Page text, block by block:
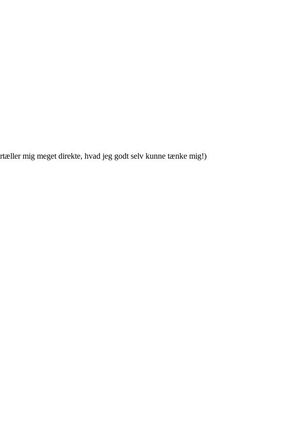
mig meget direkte, hvad jeg godt selv kunne tænke mig!)